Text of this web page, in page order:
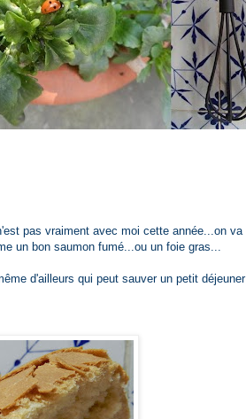
pas vraiment avec moi cette année...on va
un bon saumon fumé...ou un foie gras...
d'ailleurs qui peut sauver un petit déjeuner